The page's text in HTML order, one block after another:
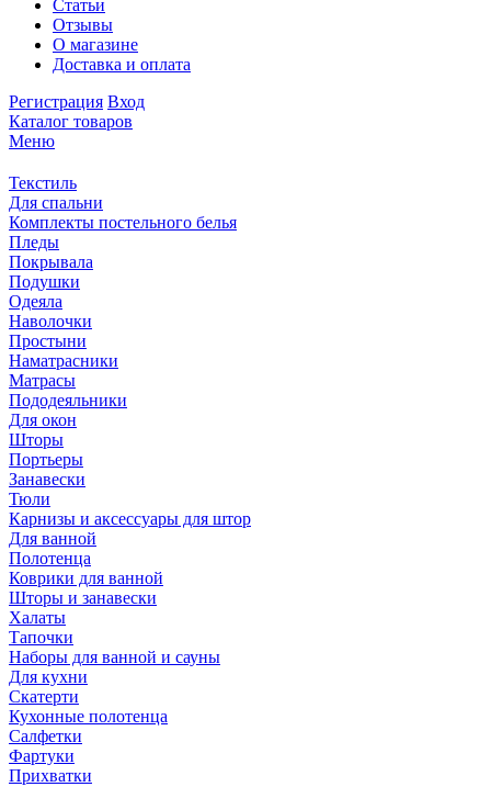
Статьи
Отзывы
О магазине
Доставка и оплата
Регистрация Вход
Каталог товаров
Меню
Текстиль
Для спальни
Комплекты постельного белья
Пледы
Покрывала
Подушки
Одеяла
Наволочки
Простыни
Наматрасники
Матрасы
Пододеяльники
Для окон
Шторы
Портьеры
Занавески
Тюли
Карнизы и аксессуары для штор
Для ванной
Полотенца
Коврики для ванной
Шторы и занавески
Халаты
Тапочки
Наборы для ванной и сауны
Для кухни
Скатерти
Кухонные полотенца
Салфетки
Фартуки
Прихватки